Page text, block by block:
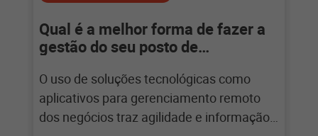
Qual é a melhor forma de fazer a
gestão do seu posto de
O uso de soluções tecnológicas como
aplicativos para gerenciamento remoto
dos negócios traz agilidade e informação